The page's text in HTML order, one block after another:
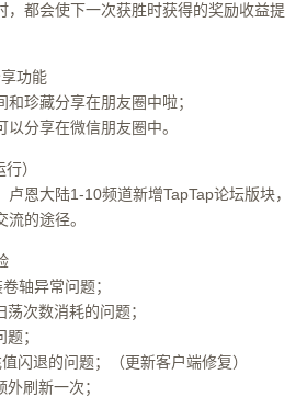
，都会使下一次获胜时获得的奖励收益提
功能
珍藏分享在朋友圈中啦；
分享在微信朋友圈中。
）
恩大陆1-10频道新增TapTap论坛版块，
的途径。
轴异常问题；
次数消耗的问题；
；
闪退的问题；（更新客户端修复）
刷新一次；